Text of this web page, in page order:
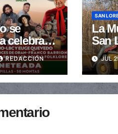
se
celebrar
festival de
REDACCIÓN
SAN
La
San
losJUL